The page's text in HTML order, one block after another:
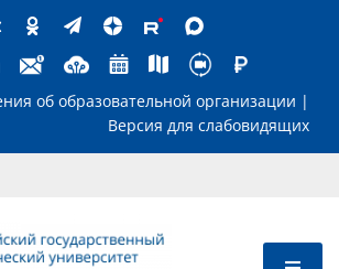
об образовательной